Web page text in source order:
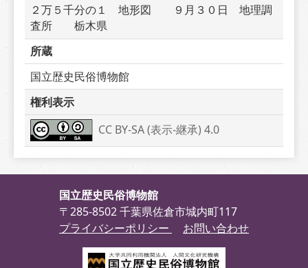
２万５千分の１　地形図　　９月３０日　地理調
査所　　栃木県
所蔵
国立歴史民俗博物館
権利表示
CC BY-SA (表示-継承) 4.0
国立歴史民俗博物館
〒285-8502 千葉県佐倉市城内町117
プライバシーポリシー
お問い合わせ